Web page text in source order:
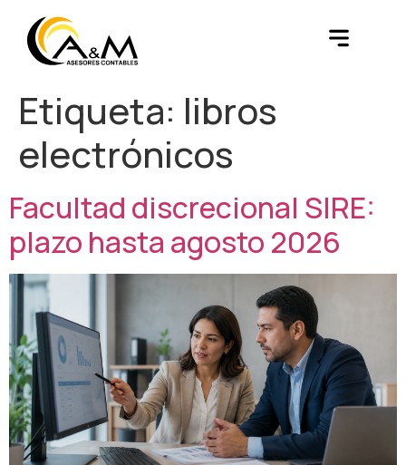
Etiqueta: libros
electrónicos
Facultad discrecional SIRE:
plazo hasta agosto 2026